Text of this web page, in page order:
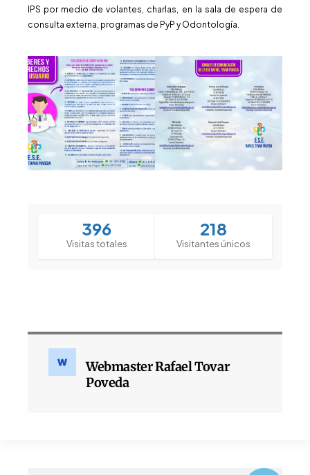
IPS por medio de volantes, charlas, en la sala de espera de
consulta externa, programas de PyP y Odontología.
396
Visitas totales
218
Visitantes únicos
Webmaster Rafael Tovar
Poveda